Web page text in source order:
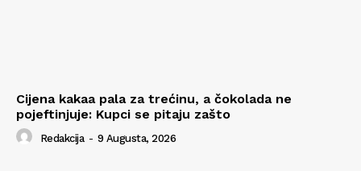
Cijena kakaa pala za trećinu, a čokolada ne
pojeftinjuje: Kupci se pitaju zašto
Redakcija - 9 Augusta, 2026